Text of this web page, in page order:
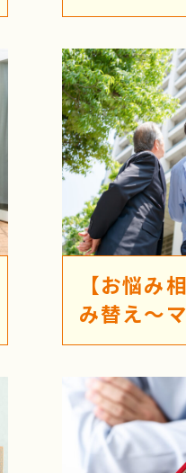
【お悩み
み替え～